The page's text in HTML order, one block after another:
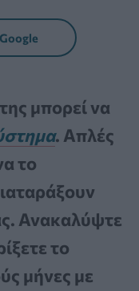
μπορεί να
. Απλές
το
Ανακαλύψτε
το
μήνες με